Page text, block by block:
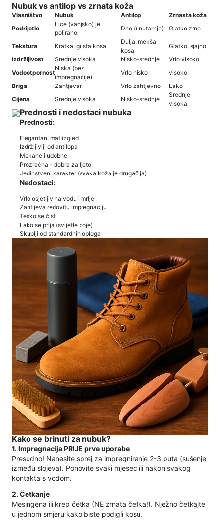
Nubuk vs antilop vs zrnata koža
Vlasništvo Nubuk Antilop
Zrnasta koža
Podrijetlo
Lice (vanjsko) je
polirano
Dno (unutarnje) Glatko zrno
Tekstura Kratka, gusta kosa
Dulja, mekša
kosa
Glatko, sjajno
Izdržljivost
Srednje visoka Nisko-srednje
Vrlo visoko
Vodootpornost
Niska (bez
impregnacije)
Vrlo nisko
visoko
Briga
Zahtjevan Vrlo zahtjevno
Lako
Cijena
Srednje visoka Nisko-srednje
Srednje
visoka
Prednosti i nedostaci nubuka
Prednosti:
Elegantan, mat izgled
Izdržljiviji od antilopa
Mekane i udobne
Prozračna - dobra za ljeto
Jedinstveni karakter (svaka koža je drugačija)
Nedostaci:
Vrlo osjetljiv na vodu i mrlje
Zahtijeva redovitu impregnaciju
Teško se čisti
Lako se prlja (svijetle boje)
Skuplji od standardnih obloga
Kako se brinuti za nubuk?
1. Impregnacija PRIJE prve uporabe
Presudno! Nanesite sprej za impregniranje 2-3 puta (sušenje
između slojeva). Ponovite svaki mjesec ili nakon svakog
kontakta s vodom.
2. Četkanje
Mesingena ili krep četka (NE zrnata četka!). Nježno četkajte
u jednom smjeru kako biste podigli kosu.